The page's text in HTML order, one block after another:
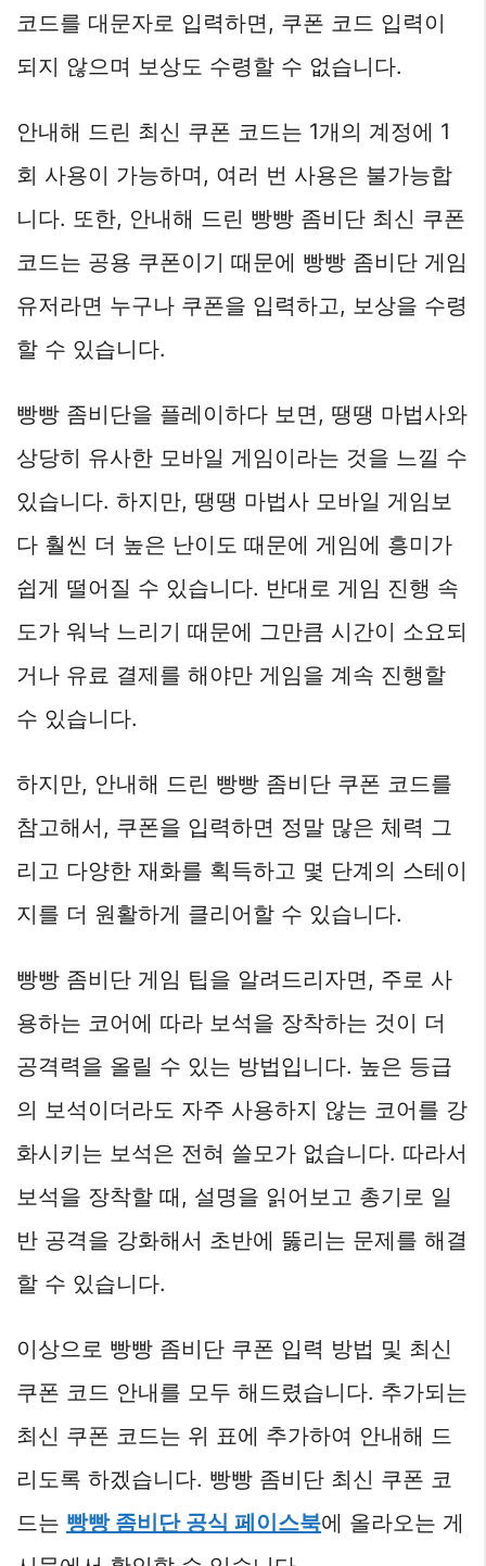
코드를 대문자로 입력하면, 쿠폰 코드 입력이
되지 않으며 보상도 수령할 수 없습니다.
안내해 드린 최신 쿠폰 코드는 1개의 계정에 1
회 사용이 가능하며, 여러 번 사용은 불가능합
니다. 또한, 안내해 드린 빵빵 좀비단 최신 쿠폰
코드는 공용 쿠폰이기 때문에 빵빵 좀비단 게임
유저라면 누구나 쿠폰을 입력하고, 보상을 수령
할 수 있습니다.
빵빵 좀비단을 플레이하다 보면, 땡땡 마법사와
상당히 유사한 모바일 게임이라는 것을 느낄 수
있습니다. 하지만, 땡땡 마법사 모바일 게임보
다 훨씬 더 높은 난이도 때문에 게임에 흥미가
쉽게 떨어질 수 있습니다. 반대로 게임 진행 속
도가 워낙 느리기 때문에 그만큼 시간이 소요되
거나 유료 결제를 해야만 게임을 계속 진행할
수 있습니다.
하지만, 안내해 드린 빵빵 좀비단 쿠폰 코드를
참고해서, 쿠폰을 입력하면 정말 많은 체력 그
리고 다양한 재화를 획득하고 몇 단계의 스테이
지를 더 원활하게 클리어할 수 있습니다.
빵빵 좀비단 게임 팁을 알려드리자면, 주로 사
용하는 코어에 따라 보석을 장착하는 것이 더
공격력을 올릴 수 있는 방법입니다. 높은 등급
의 보석이더라도 자주 사용하지 않는 코어를 강
화시키는 보석은 전혀 쓸모가 없습니다. 따라서
보석을 장착할 때, 설명을 읽어보고 총기로 일
반 공격을 강화해서 초반에 뚫리는 문제를 해결
할 수 있습니다.
이상으로 빵빵 좀비단 쿠폰 입력 방법 및 최신
쿠폰 코드 안내를 모두 해드렸습니다. 추가되는
최신 쿠폰 코드는 위 표에 추가하여 안내해 드
리도록 하겠습니다. 빵빵 좀비단 최신 쿠폰 코
드는 빵빵 좀비단 공식 페이스북에 올라오는 게